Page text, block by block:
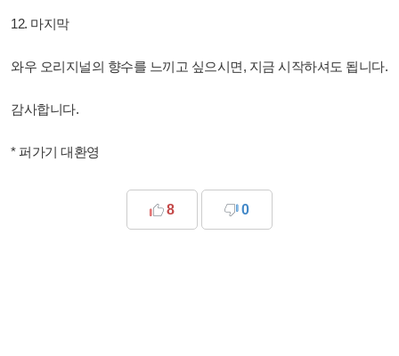
12. 마지막
와우 오리지널의 향수를 느끼고 싶으시면, 지금 시작하셔도 됩니다.
감사합니다.
* 퍼가기 대환영
8 0